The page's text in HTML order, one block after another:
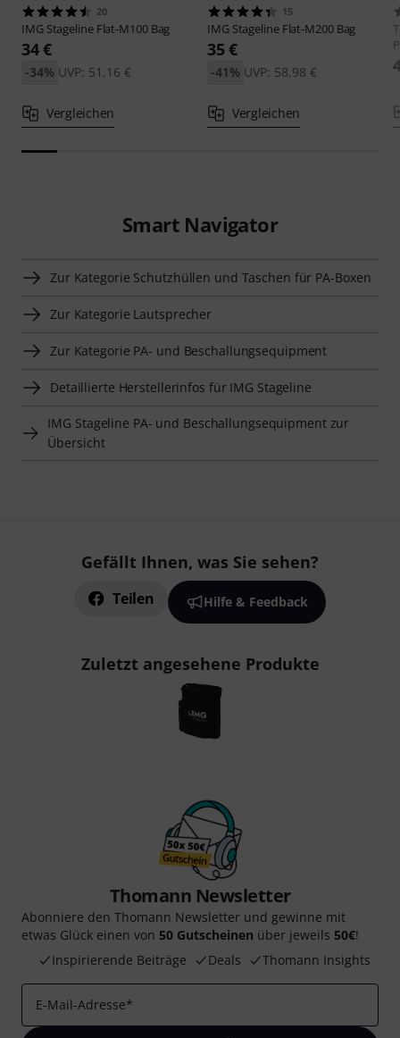
20
IMG Stageline Flat-M100 Bag
34 €
UVP: 51,16 €
-34%
Vergleichen
15
IMG Stageline Flat-M200 Bag
35 €
UVP: 58,98 €
-41%
Vergleichen
Smart Navigator
Zur Kategorie Schutzhüllen und Taschen für PA-Boxen
Zur Kategorie Lautsprecher
Zur Kategorie PA- und Beschallungsequipment
Detaillierte Herstellerinfos für IMG Stageline
IMG Stageline PA- und Beschallungsequipment zur
Übersicht
Gefällt Ihnen, was Sie sehen?
Teilen Hilfe & Feedback
Zuletzt angesehene Produkte
Thomann Newsletter
Abonniere den Thomann Newsletter und gewinne mit
etwas Glück einen von 50 Gutscheinen über jeweils 50€!
Inspirierende Beiträge
Deals Thomann Insights
E-Mail-Adresse*